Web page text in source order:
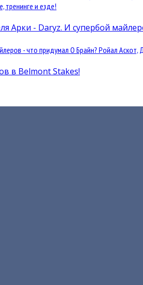
тренинге и езде!
- что придумал О Брайн? Ройал Аскот,